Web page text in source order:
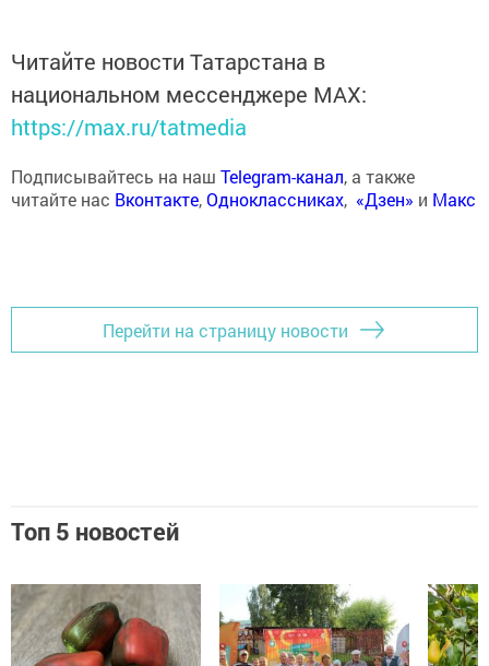
Читайте новости Татарстана в
национальном мессенджере MАХ:
https://max.ru/tatmedia
Подписывайтесь на наш Telegram-канал, а также
читайте нас Вконтакте,Одноклассниках, «Дзен» и Макс
Перейти на страницу новости
Топ 5 новостей